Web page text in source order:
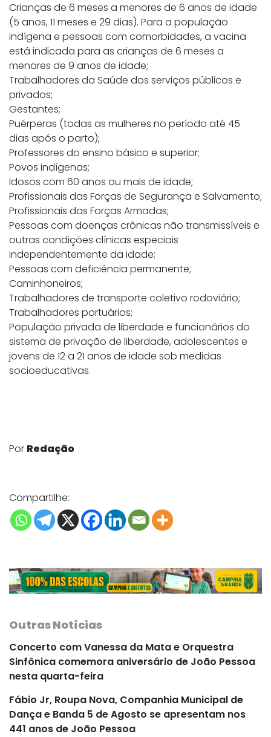
Crianças de 6 meses a menores de 6 anos de idade
(5 anos, 11 meses e 29 dias). Para a população
indígena e pessoas com comorbidades, a vacina
está indicada para as crianças de 6 meses a
menores de 9 anos de idade;
Trabalhadores da Saúde dos serviços públicos e
privados;
Gestantes;
Puérperas (todas as mulheres no período até 45
dias após o parto);
Professores do ensino básico e superior;
Povos indígenas;
Idosos com 60 anos ou mais de idade;
Profissionais das Forças de Segurança e Salvamento;
Profissionais das Forças Armadas;
Pessoas com doenças crônicas não transmissíveis e
outras condições clínicas especiais
independentemente da idade;
Pessoas com deficiência permanente;
Caminhoneiros;
Trabalhadores de transporte coletivo rodoviário;
Trabalhadores portuários;
População privada de liberdade e funcionários do
sistema de privação de liberdade, adolescentes e
jovens de 12 a 21 anos de idade sob medidas
socioeducativas.
Por Redação
Compartilhe:
Outras Notícias
Concerto com Vanessa da Mata e Orquestra
Sinfônica comemora aniversário de João Pessoa
nesta quarta-feira
Fábio Jr, Roupa Nova, Companhia Municipal de
Dança e Banda 5 de Agosto se apresentam nos
441 anos de João Pessoa